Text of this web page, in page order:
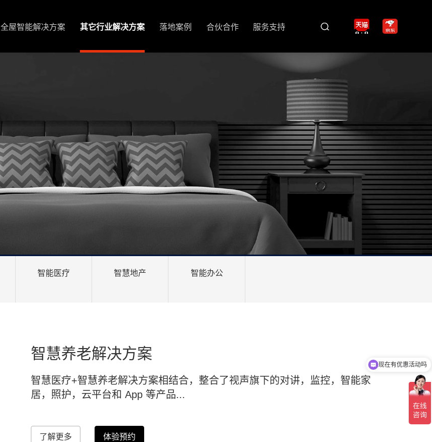
全屋智能解决方案 其它行业解决方案 落地案例 合伙合作 服务支持
智能医疗 智慧地产 智能办公
智慧养老解决方案
智慧医疗+智慧养老解决方案相结合，整合了视声旗下的对讲，监控，智能家
居，照护，云平台和 App 等产品...
了解更多 体验预约
现在有优惠活动吗